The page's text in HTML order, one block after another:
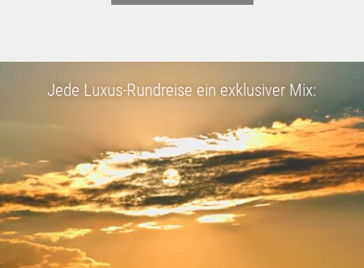
Jede Luxus-Rundreise ein exklusiver Mix: